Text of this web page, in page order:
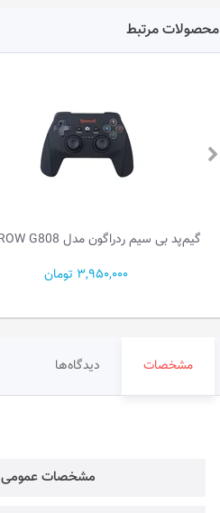
محصولات مرتبط
گیم‌پد بی سیم ردراگون مدل HARROW G808
3,950,000 تومان
مشخصات دیدگاه‌ها
مشخصات عمومی